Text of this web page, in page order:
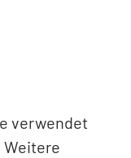
verwendet
Weitere